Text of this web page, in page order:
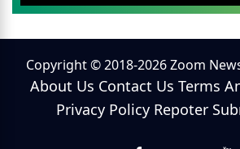
Copyright © 2018-2026 Zoom
About Us Contact Us Terms
Privacy Policy Repoter